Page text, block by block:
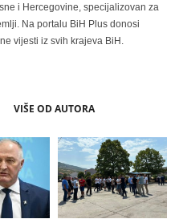
i Hercegovine, specijalizovan za
Na portalu BiH Plus donosi
vijesti iz svih krajeva BiH.
VIŠE OD AUTORA